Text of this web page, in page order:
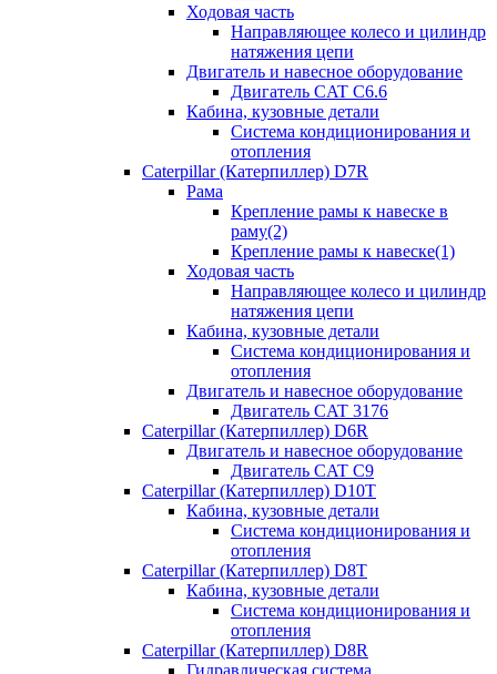
Ходовая часть
Направляющее колесо и цилиндр
натяжения цепи
Двигатель и навесное оборудование
Двигатель CAT C6.6
Кабина, кузовные детали
Система кондиционирования и
отопления
Caterpillar (Катерпиллер) D7R
Рама
Крепление рамы к навеске в
раму(2)
Крепление рамы к навеске(1)
Ходовая часть
Направляющее колесо и цилиндр
натяжения цепи
Кабина, кузовные детали
Система кондиционирования и
отопления
Двигатель и навесное оборудование
Двигатель CAT 3176
Caterpillar (Катерпиллер) D6R
Двигатель и навесное оборудование
Двигатель CAT C9
Caterpillar (Катерпиллер) D10T
Кабина, кузовные детали
Система кондиционирования и
отопления
Caterpillar (Катерпиллер) D8T
Кабина, кузовные детали
Система кондиционирования и
отопления
Caterpillar (Катерпиллер) D8R
Гидравлическая система